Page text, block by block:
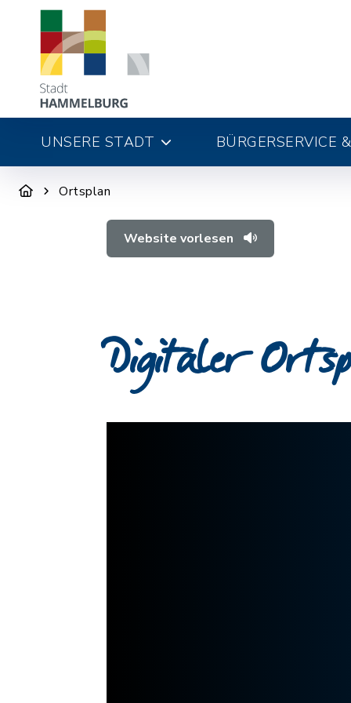
UNSERE STADT BÜRGERSERVICE
Ortsplan
Website vorlesen
Digitaler